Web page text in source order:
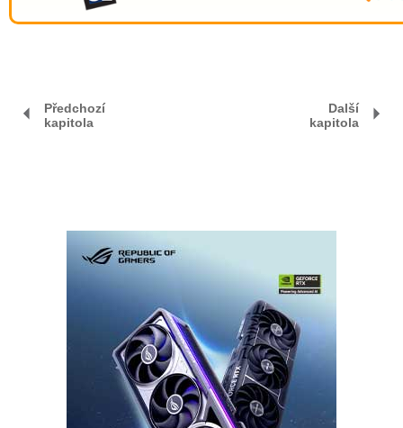
Předchozí
kapitola
Další
kapitola